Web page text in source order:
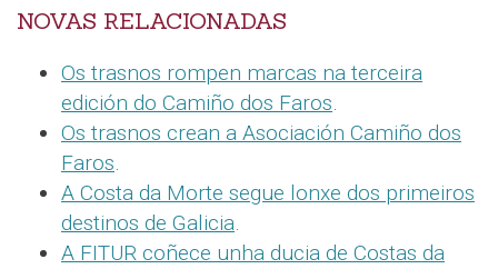
NOVAS RELACIONADAS
Os trasnos rompen marcas na terceira
edición do Camiño dos Faros.
Os trasnos crean a Asociación Camiño dos
Faros.
A Costa da Morte segue lonxe dos primeiros
destinos de Galicia.
A FITUR coñece unha ducia de Costas da